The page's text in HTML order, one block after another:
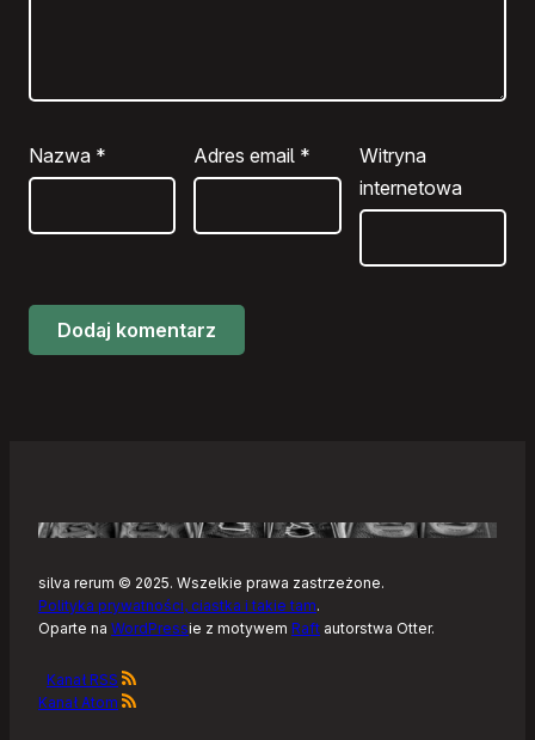
Nazwa * Adres email *
Witryna
internetowa
silva rerum © 2025. Wszelkie prawa zastrzeżone.
Polityka prywatności, ciastka i takie tam.
Oparte na WordPressie z motywem Raft autorstwa Otter.
Kanał RSS
Kanał Atom